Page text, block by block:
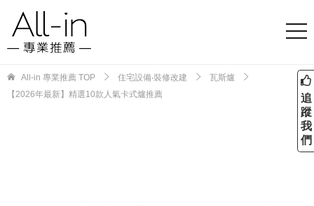
All-in 專業推薦 TOP 住宅設備‧裝修改建
瓦斯爐
【2026年最新】精選10款人氣卡式爐推薦
追
蹤
我
們